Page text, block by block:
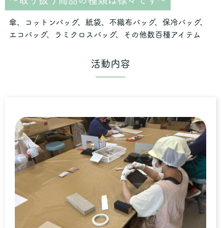
傘、コットンバッグ、紙袋、不織布バッグ、保冷バッグ、
エコバッグ、ラミクロスバッグ、その他数百種アイテム
活動内容